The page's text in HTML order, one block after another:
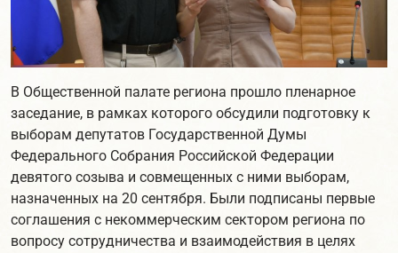
В Общественной палате региона прошло пленарное
заседание, в рамках которого обсудили подготовку к
выборам депутатов Государственной Думы
Федерального Собрания Российской Федерации
девятого созыва и совмещенных с ними выборам,
назначенных на 20 сентября. Были подписаны первые
соглашения с некоммерческим сектором региона по
вопросу сотрудничества и взаимодействия в целях